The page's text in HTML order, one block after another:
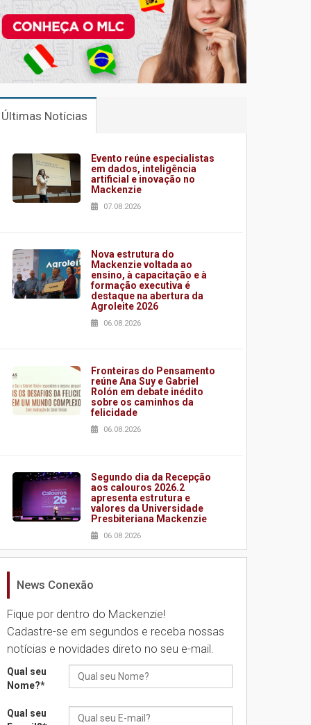
Últimas Notícias
Evento reúne especialistas
em dados, inteligência
artificial e inovação no
Mackenzie
07.08.2026
Nova estrutura do
Mackenzie voltada ao
ensino, à capacitação e à
formação executiva é
destaque na abertura da
Agroleite 2026
06.08.2026
Fronteiras do Pensamento
reúne Ana Suy e Gabriel
Rolón em debate inédito
sobre os caminhos da
felicidade
06.08.2026
Segundo dia da Recepção
aos calouros 2026.2
apresenta estrutura e
valores da Universidade
Presbiteriana Mackenzie
06.08.2026
Nova apresentação do
brasileira
05.08.2026
Universidade Mackenzie
realizará nova edição da
05.08.2026
News Conexão
Fique por dentro do Mackenzie!
Cadastre-se em segundos e receba nossas
notícias e novidades direto no seu e-mail.
Qual seu
Nome?*
Qual seu